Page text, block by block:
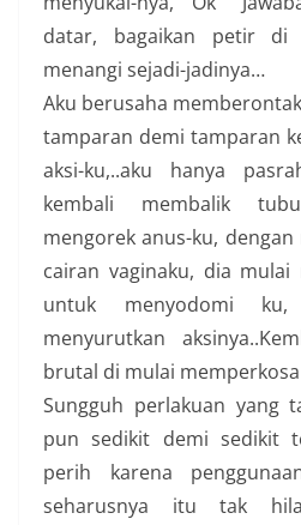
datar, bagaikan petir di
menangi sejadi-jadinya…
Aku berusaha
tamparan demi tamparan
aksi-ku,..aku hanya
kembali membalik
mengorek anus-ku,
cairan vaginaku, dia mulai
untuk menyodomi
menyurutkan
brutal di mulai
Sungguh perlakuan yang
pun sedikit demi sedikit
perih karena
seharusnya itu tak